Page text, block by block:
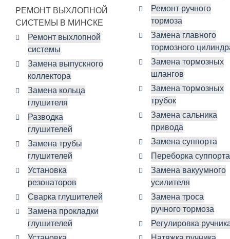
РЕМОНТ ВЫХЛОПНОЙ
СИСТЕМЫ В МИНСКЕ
Ремонт выхлопной
системы
Замена выпускного
коллектора
Замена кольца
глушителя
Разводка
глушителей
Замена трубы
глушителей
Установка
резонаторов
Сварка глушителей
Замена прокладки
глушителей
Ремонт ручного
тормоза
Замена главного
тормозного
Замена тормозных
шлангов
Замена тормозных
трубок
Замена сальника
привода
Замена суппорта
Переборка суппорта
Замена вакуумного
усилителя
Замена троса
ручного тормоза
Регулировка